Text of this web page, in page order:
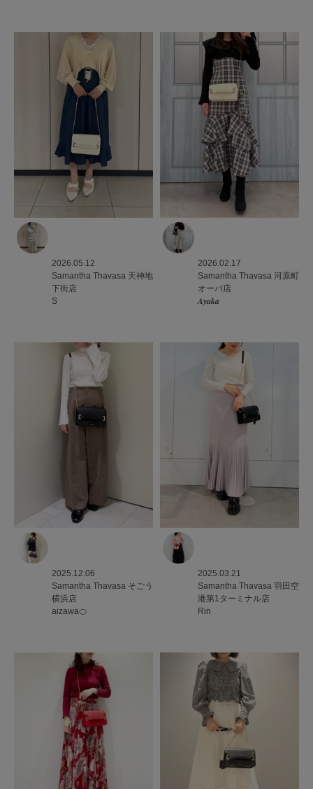
2026.05.12
Samantha Thavasa 天神地
下街店
S
2026.02.17
Samantha Thavasa 河原町
オーパ店
𝑨𝒚𝒂𝒌𝒂
2025.12.06
Samantha Thavasa そごう
横浜店
aizawa🍊
2025.03.21
Samantha Thavasa 羽田空
港第1ターミナル店
Rin